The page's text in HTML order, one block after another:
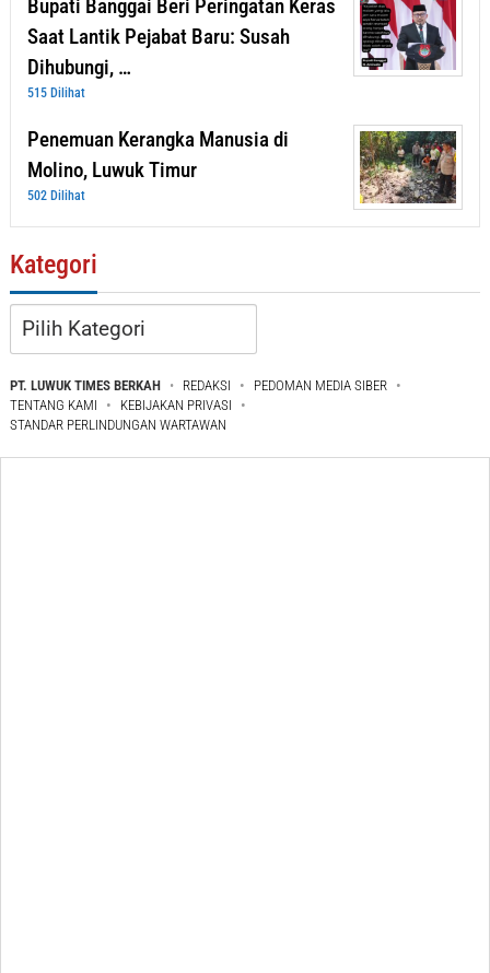
Bupati Banggai Beri Peringatan Keras
Saat Lantik Pejabat Baru: Susah
Dihubungi, …
515 Dilihat
Penemuan Kerangka Manusia di
Molino, Luwuk Timur
502 Dilihat
Kategori
Kategori
PT. LUWUK TIMES BERKAH REDAKSI
PEDOMAN MEDIA SIBER
TENTANG KAMI
KEBIJAKAN PRIVASI
STANDAR PERLINDUNGAN WARTAWAN